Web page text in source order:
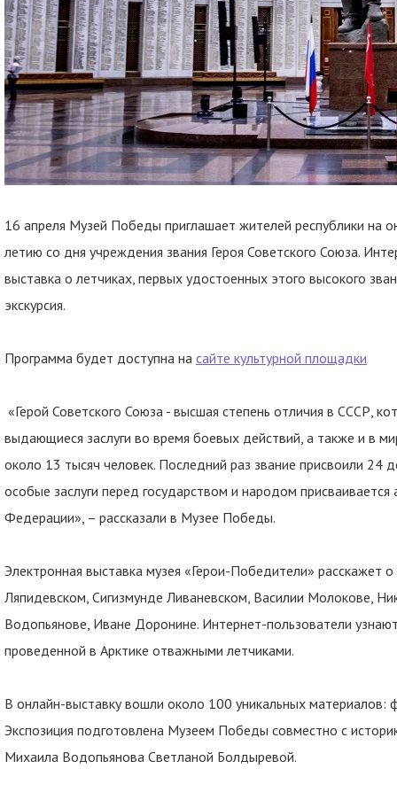
16 апреля Музей Победы приглашает жителей республики на
летию со дня учреждения звания Героя Советского Союза.
выставка о летчиках, первых удостоенных этого высокого
экскурсия.
Программа будет доступна на сайте культурной площадки
«Герой Советского Союза - высшая степень отличия в СССР,
выдающиеся заслуги во время боевых действий, а также и в
около 13 тысяч человек. Последний раз звание присвоили 24
особые заслуги перед государством и народом присваивается
Федерации», – рассказали в Музее Победы.
Электронная выставка музея «Герои-Победители» расскажет
Ляпидевском, Сигизмунде Ливаневском, Василии Молокове,
Водопьянове, Иване Доронине. Интернет-пользователи
проведенной в Арктике отважными летчиками.
В онлайн-выставку вошли около 100 уникальных материалов:
Экспозиция подготовлена Музеем Победы совместно с
Михаила Водопьянова Светланой Болдыревой.